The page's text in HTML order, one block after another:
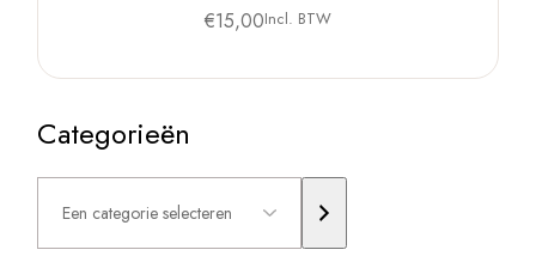
€15,00Incl. BTW
Categorieën
Een
categorie
selecteren